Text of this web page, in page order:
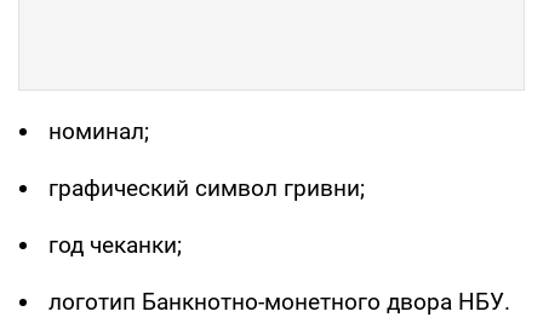
номинал;
графический символ гривни;
год чеканки;
логотип Банкнотно-монетного двора НБУ.